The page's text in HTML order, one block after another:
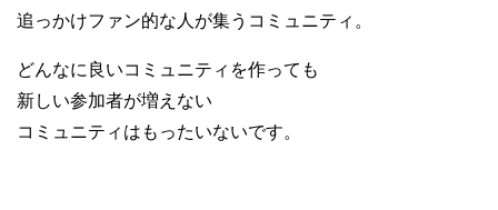
追っかけファン的な人が集うコミュニティ。
どんなに良いコミュニティを作っても
新しい参加者が増えない
コミュニティはもったいないです。